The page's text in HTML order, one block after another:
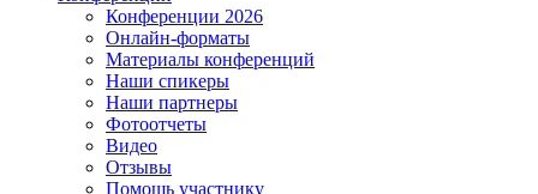
Конференции 2026
Онлайн-форматы
Материалы конференций
Наши спикеры
Наши партнеры
Фотоотчеты
Видео
Отзывы
Помощь участнику